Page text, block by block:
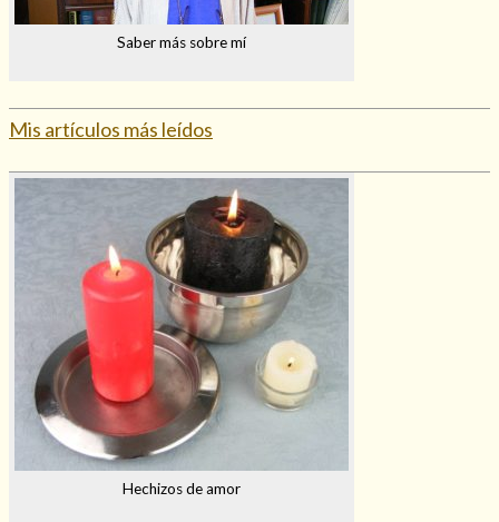
Saber más sobre mí
Mis artículos más leídos
Hechizos de amor